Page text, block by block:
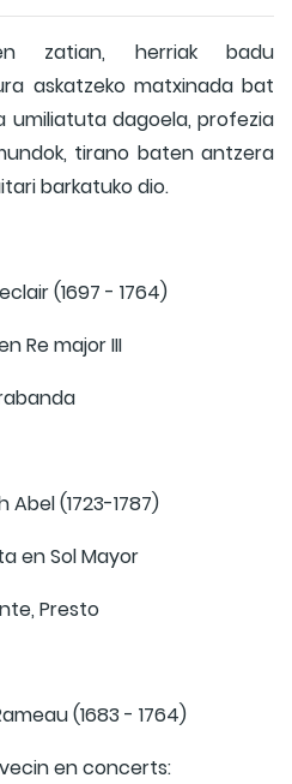
zatian, herriak badu
askatzeko matxinada bat
umiliatuta dagoela, profezia
tirano baten antzera
barkatuko dio.
(1697 - 1764)
Re major III
Abel (1723-1787)
en Sol Mayor
Presto
(1683 - 1764)
en concerts: